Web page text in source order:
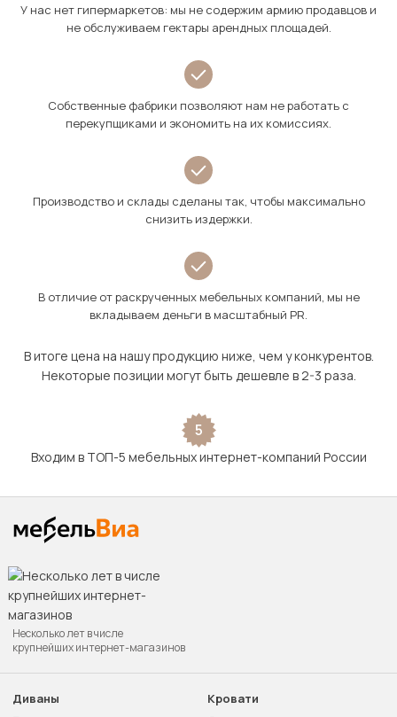
У нас нет гипермаркетов: мы не содержим армию продавцов и
не обслуживаем гектары арендных площадей.
Собственные фабрики позволяют нам не работать с
перекупщиками и экономить на их комиссиях.
Производство и склады сделаны так, чтобы максимально
снизить издержки.
В отличие от раскрученных мебельных компаний, мы не
вкладываем деньги в масштабный PR.
В итоге цена на нашу продукцию ниже, чем у конкурентов.
Некоторые позиции могут быть дешевле в 2-3 раза.
5
Входим в ТОП-5 мебельных интернет-компаний России
Несколько лет в числе
крупнейших интернет-магазинов
Диваны
Кровати